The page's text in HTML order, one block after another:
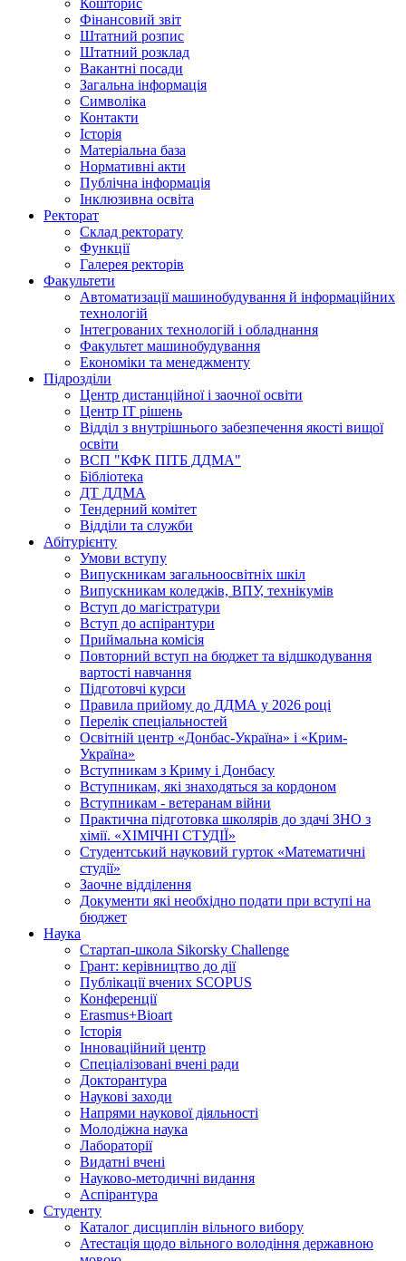
Фінансовий звіт
Штатний розпис
Штатний розклад
Вакантні посади
Загальна інформація
Символіка
Контакти
Історія
Матеріальна база
Нормативні акти
Публічна інформація
Інклюзивна освіта
Ректорат
Склад ректорату
Функції
Галерея ректорів
Факультети
Автоматизації машинобудування й інформаційних
технологій
Інтегрованих технологій і обладнання
Факультет машинобудування
Економіки та менеджменту
Підрозділи
Центр дистанційної і заочної освіти
Центр ІТ рішень
Відділ з внутрішнього забезпечення якості вищої
освіти
ВСП "КФК ПІТБ ДДМА"
Бібліотека
ДТ ДДМА
Тендерний комітет
Відділи та служби
Абітурієнту
Умови вступу
Випускникам загальноосвітніх шкіл
Випускникам коледжів, ВПУ, технікумів
Вступ до магістратури
Вступ до аспірантури
Приймальна комісія
Повторний вступ на бюджет та відшкодування
вартості навчання
Підготовчі курси
Правила прийому до ДДМА у 2026 році
Перелік спеціальностей
Освітній центр «Донбас-Україна» і «Крим-
Україна»
Вступникам з Криму і Донбасу
Вступникам, які знаходяться за кордоном
Вступникам - ветеранам війни
Практична підготовка школярів до здачі ЗНО з
хімії. «ХІМІЧНІ СТУДІЇ»
Студентський науковий гурток «Математичні
студії»
Заочне відділення
Документи які необхідно подати при вступі на
бюджет
Наука
Стартап-школа Sikorsky Challenge
Грант: керівництво до дії
Публікації вчених SCOPUS
Конференції
Erasmus+Bioart
Історія
Інноваційний центр
Спеціалізовані вчені ради
Докторантура
Наукові заходи
Напрями наукової діяльності
Молодіжна наука
Лабораторії
Видатні вчені
Науково-методичні видання
Аспірантура
Студенту
Каталог дисциплін вільного вибору
Атестація щодо вільного володіння державною